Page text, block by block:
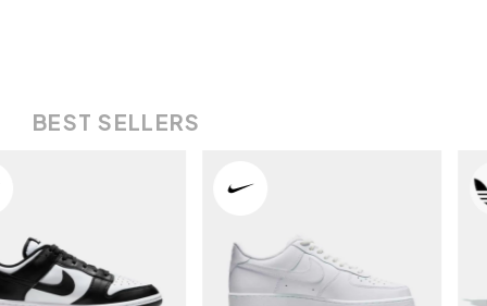
BEST SELLERS